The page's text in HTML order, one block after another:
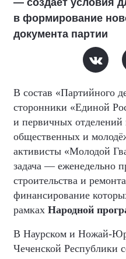
— создаёт условия
в формирование
документа партии
В состав «Партийного
сторонники «Единой
и первичных отделений
общественных и
активисты «Молодой
задача — еженедельно
строительства и
финансирование
рамках Народной
В Наурском и Ножай-
Чеченской Республики